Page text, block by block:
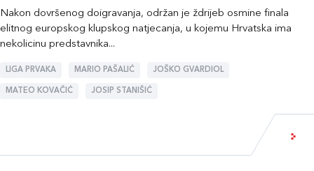
Nakon dovršenog doigravanja, održan je ždrijeb osmine finala
elitnog europskog klupskog natjecanja, u kojemu Hrvatska ima
nekolicinu predstavnika...
LIGA PRVAKA MARIO PAŠALIĆ JOŠKO GVARDIOL
MATEO KOVAČIĆ JOSIP STANIŠIĆ